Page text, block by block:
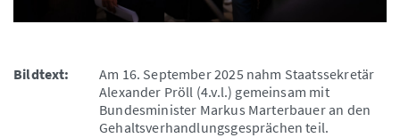
Bildtext:
Am 16. September 2025 nahm Staatssekretär
Alexander Pröll (4.v.l.) gemeinsam mit
Bundesminister Markus Marterbauer an den
Gehaltsverhandlungsgesprächen teil.